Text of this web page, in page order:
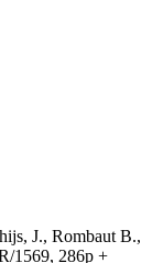
J., Rombaut B.,
1569, 286p +